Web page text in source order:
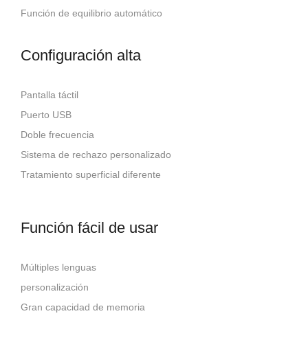
Función de equilibrio automático
Configuración alta
Pantalla táctil
Puerto USB
Doble frecuencia
Sistema de rechazo personalizado
Tratamiento superficial diferente
Función fácil de usar
Múltiples lenguas
personalización
Gran capacidad de memoria